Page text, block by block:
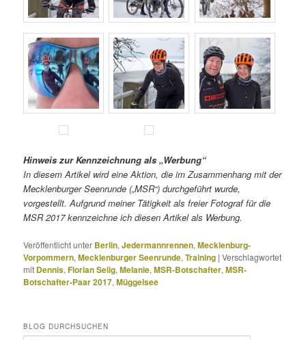
Hinweis zur Kennzeichnung als „Werbung“
In diesem Artikel wird eine Aktion, die im Zusammenhang mit der
Mecklenburger Seenrunde („MSR“) durchgeführt wurde,
vorgestellt. Aufgrund meiner Tätigkeit als freier Fotograf für die
MSR 2017 kennzeichne ich diesen Artikelals Werbung.
Veröffentlicht unter Berlin,Jedermannrennen,Mecklenburg-
Vorpommern,Mecklenburger Seenrunde,Training |Verschlagwortet
mit Dennis,Florian Selig,Melanie,MSR-Botschafter,MSR-
Botschafter-Paar 2017,Müggelsee
BLOG DURCHSUCHEN